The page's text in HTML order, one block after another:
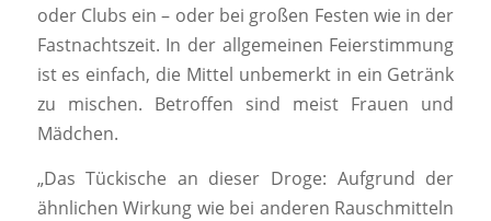
oder Clubs ein – oder bei großen Festen wie in der
Fastnachtszeit. In der allgemeinen Feierstimmung
ist es einfach, die Mittel unbemerkt in ein Getränk
zu mischen. Betroffen sind meist Frauen und
Mädchen.
„Das Tückische an dieser Droge: Aufgrund der
ähnlichen Wirkung wie bei anderen Rauschmitteln